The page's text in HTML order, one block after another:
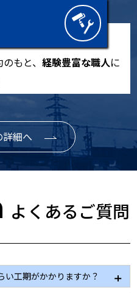
のもと、経験豊富な職人に
細へ
よくあるご質問
い工期がかかりますか？